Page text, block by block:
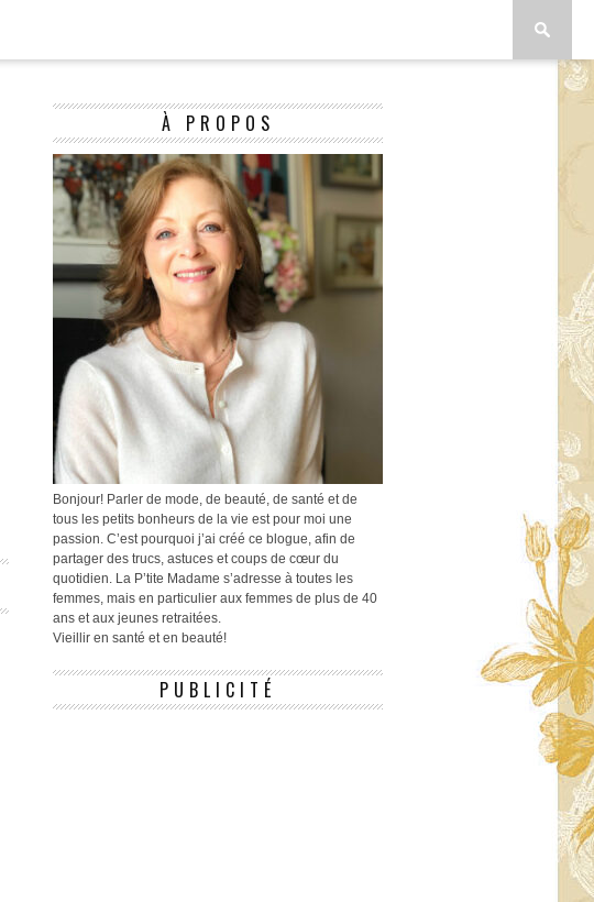
À PROPOS
Bonjour! Parler de mode, de beauté, de santé et de
tous les petits bonheurs de la vie est pour moi une
passion. C’est pourquoi j’ai créé ce blogue, afin de
partager des trucs, astuces et coups de cœur du
quotidien. La P’tite Madame s’adresse à toutes les
femmes, mais en particulier aux femmes de plus de 40
ans et aux jeunes retraitées.
Vieillir en santé et en beauté!
PUBLICITÉ